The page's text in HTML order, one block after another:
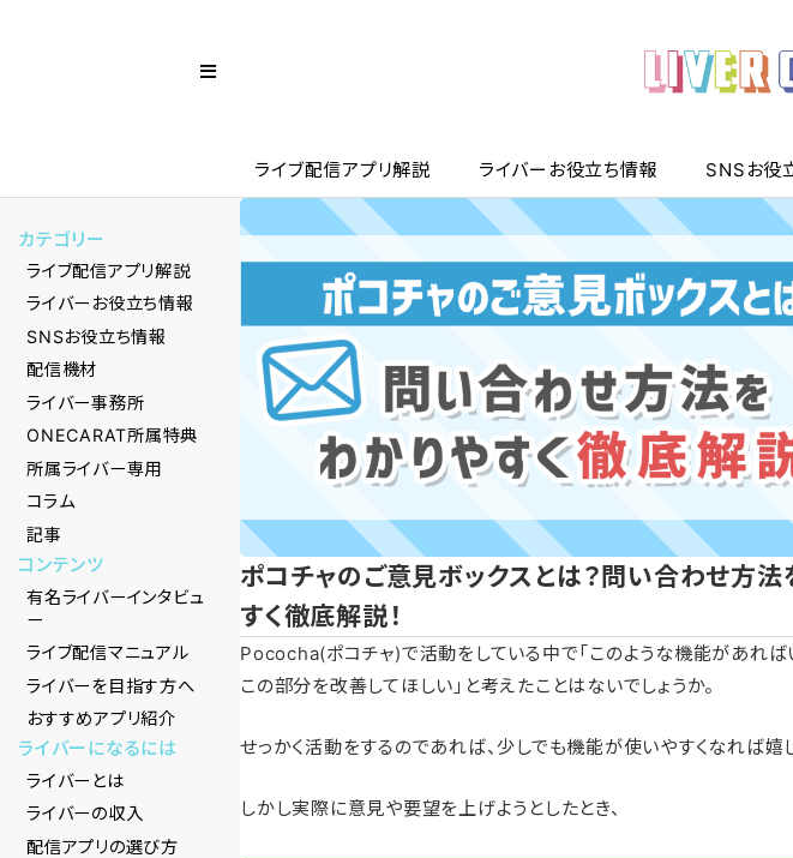
ライブ配信アプリ解説 ライバーお役立ち情報 SNSお役
カテゴリー
ライブ配信アプリ解説
ライバーお役立ち情報
SNSお役立ち情報
配信機材
ライバー事務所
ONECARAT所属特典
所属ライバー専用
コラム
記事
コンテンツ
有名ライバーインタビュ
ー
ライブ配信マニュアル
ライバーを目指す方へ
おすすめアプリ紹介
ライバーになるには
ライバーとは
ライバーの収入
配信アプリの選び方
ポコチャのご意見ボックスとは？問い合わせ方法
すく徹底解説！
Pococha(ポコチャ)で活動をしている中で「このような機能があれば
この部分を改善してほしい」と考えたことはないでしょうか。
せっかく活動をするのであれば、少しでも機能が使いやすくなれば嬉
しかし実際に意見や要望を上げようとしたとき、